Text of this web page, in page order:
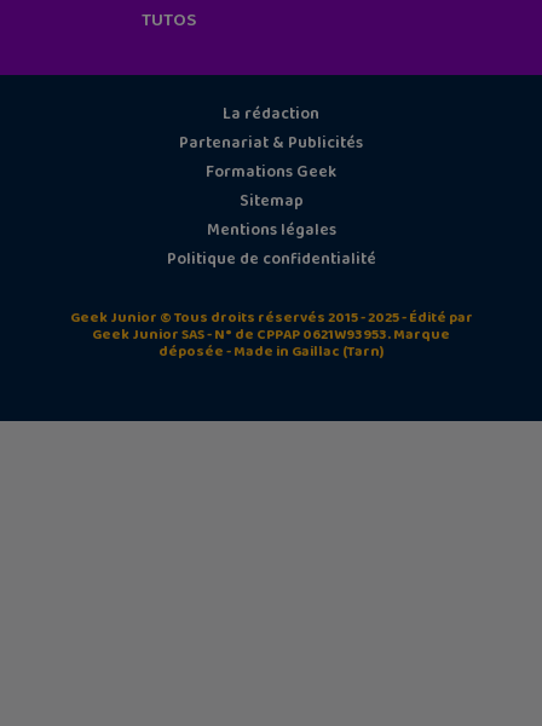
TUTOS
La rédaction
Partenariat & Publicités
Formations Geek
Sitemap
Mentions légales
Politique de confidentialité
Geek Junior © Tous droits réservés 2015 - 2025 - Édité par
Geek Junior SAS - N° de CPPAP 0621W93953. Marque
déposée - Made in Gaillac (Tarn)